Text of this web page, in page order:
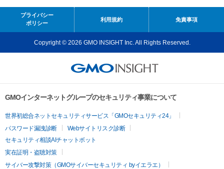
プライバシー
ポリシー
利用規約 免責事項
Copyright © 2026 GMO INSIGHT Inc. All Rights Reserved.
GMOインターネットグループのセキュリティ事業について
世界初総合ネットセキュリティサービス「GMOセキュリティ24」
パスワード漏洩診断
Webサイトリスク診断
セキュリティ相談AIチャットボット
実在証明・盗聴対策
サイバー攻撃対策（GMOサイバーセキュリティ byイエラエ）